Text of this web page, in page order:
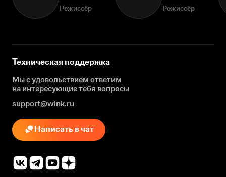
Режиссёр Режиссёр
Техническая поддержка
Мы с удовольствием ответим
на интересующиетебя вопросы
support@wink.ru
Написать в чат